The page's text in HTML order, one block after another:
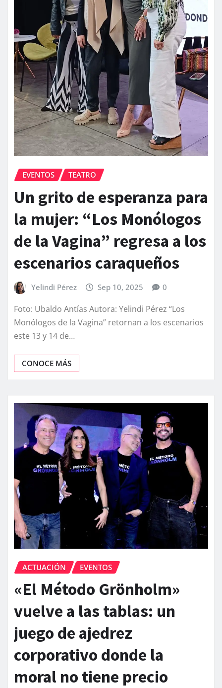
EVENTOS TEATRO
Un grito de esperanza para
la mujer: “Los Monólogos
de la Vagina” regresa a los
escenarios caraqueños
Yelindi Pérez Sep 10, 2025 0
Foto: Ubaldo Antías Autora: Yelindi Pérez “Los
Monólogos de la Vagina” retornan a los escenarios
este 13 y 14 de…
CONOCE MÁS
ACTUACIÓN EVENTOS
«El Método Grönholm»
vuelve a las tablas: un
juego de ajedrez
corporativo donde la
moral no tiene precio